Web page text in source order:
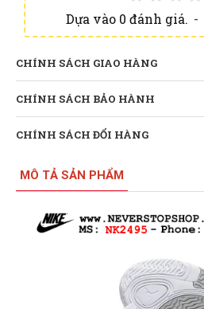
Dựa vào 0 đánh giá. -
CHÍNH SÁCH GIAO HÀNG
CHÍNH SÁCH BẢO HÀNH
CHÍNH SÁCH ĐỔI HÀNG
MÔ TẢ SẢN PHẨM